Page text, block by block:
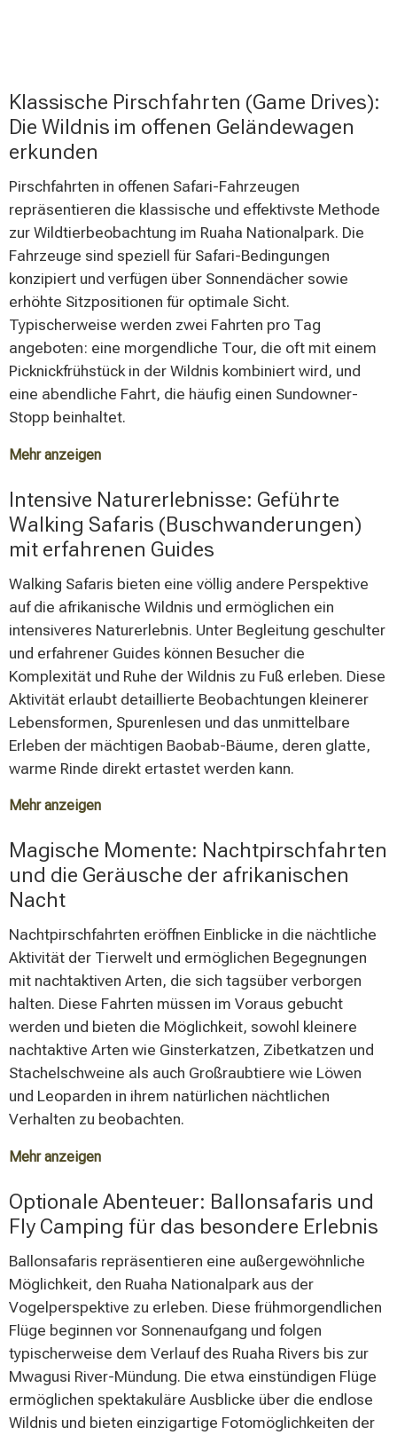
Klassische Pirschfahrten (Game Drives):
Die Wildnis im offenen Geländewagen
erkunden
Pirschfahrten in offenen Safari-Fahrzeugen
repräsentieren die klassische und effektivste Methode
zur Wildtierbeobachtung im Ruaha Nationalpark. Die
Fahrzeuge sind speziell für Safari-Bedingungen
konzipiert und verfügen über Sonnendächer sowie
erhöhte Sitzpositionen für optimale Sicht.
Typischerweise werden zwei Fahrten pro Tag
angeboten: eine morgendliche Tour, die oft mit einem
Picknickfrühstück in der Wildnis kombiniert wird, und
eine abendliche Fahrt, die häufig einen Sundowner-
Stopp beinhaltet.
Mehr anzeigen
Region und verfügen über langjährige Erfahrung im
Ruaha Nationalpark. Ihre detaillierten Kenntnisse der
Tierverhaltensweisen und Aufenthaltsorte maximieren
die Erfolgsaussichten für außergewöhnliche
Wildtierbegegnungen. Die etwa 400 Kilometer
erschlossenen Wege ermöglichen das Durchqueren
verschiedenster Lebensräume und erhöhen die
Wahrscheinlichkeit, die gesamte Bandbreite der
Parkfauna zu erleben.
Intensive Naturerlebnisse: Geführte
Walking Safaris (Buschwanderungen)
mit erfahrenen Guides
Walking Safaris bieten eine völlig andere Perspektive
auf die afrikanische Wildnis und ermöglichen ein
intensiveres Naturerlebnis. Unter Begleitung geschulter
und erfahrener Guides können Besucher die
Komplexität und Ruhe der Wildnis zu Fuß erleben. Diese
Aktivität erlaubt detaillierte Beobachtungen kleinerer
Lebensformen, Spurenlesen und das unmittelbare
Erleben der mächtigen Baobab-Bäume, deren glatte,
warme Rinde direkt ertastet werden kann.
Mehr anzeigen
Anwesenheit bewaffneter, ausgebildeter Guides
gewährleistet. Walking Safaris vermitteln ein tieferes
Verständnis für die ökologischen Zusammenhänge und
ermöglichen die Wahrnehmung subtiler Aspekte der
Natur, die bei Fahrzeug-Safaris oft übersehen werden.
Die Stille der Wildnis und die Möglichkeit, Tierverhalten
aus nächster Nähe zu beobachten, schaffen
unvergessliche Erlebnisse.
Magische Momente: Nachtpirschfahrten
und die Geräusche der afrikanischen
Nacht
Nachtpirschfahrten eröffnen Einblicke in die nächtliche
Aktivität der Tierwelt und ermöglichen Begegnungen
mit nachtaktiven Arten, die sich tagsüber verborgen
halten. Diese Fahrten müssen im Voraus gebucht
werden und bieten die Möglichkeit, sowohl kleinere
nachtaktive Arten wie Ginsterkatzen, Zibetkatzen und
Stachelschweine als auch Großraubtiere wie Löwen
und Leoparden in ihrem natürlichen nächtlichen
Verhalten zu beobachten.
Mehr anzeigen
verstärkt durch die charakteristischen Geräusche der
Wildnis, schafft eine völlig andere Safari-Erfahrung. Die
Verwendung spezieller Suchscheinwerfer ermöglicht
das Aufspüren und Beobachten von Tieren, während
die natürlichen Geräusche der Nacht eine einzigartige
akustische Kulisse bilden. Diese Aktivität bietet eine
spannende Ergänzung zu den klassischen
Tagespirschfahrten.
Optionale Abenteuer: Ballonsafaris und
Fly Camping für das besondere Erlebnis
Ballonsafaris repräsentieren eine außergewöhnliche
Möglichkeit, den Ruaha Nationalpark aus der
Vogelperspektive zu erleben. Diese frühmorgendlichen
Flüge beginnen vor Sonnenaufgang und folgen
typischerweise dem Verlauf des Ruaha Rivers bis zur
Mwagusi River-Mündung. Die etwa einstündigen Flüge
ermöglichen spektakuläre Ausblicke über die endlose
Wildnis und bieten einzigartige Fotomöglichkeiten der